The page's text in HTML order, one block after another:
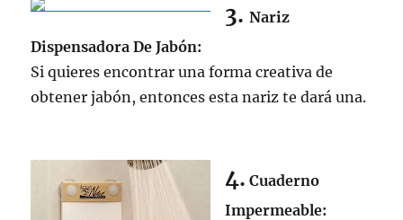
3.Nariz
Dispensadora De Jabón:
Si quieres encontrar una forma creativa de
obtener jabón, entonces esta nariz te dará una.
4. Cuaderno
Impermeable: